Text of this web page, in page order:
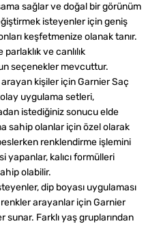
sağlar ve doğal bir görünüm
isteyenler için geniş
keşfetmenize olanak tanır.
ve canlılık
seçenekler mevcuttur.
kişiler için Garnier Saç
uygulama setleri,
istediğiniz sonucu elde
sahip olanlar için özel olarak
renklendirme işlemini
yapanlar, kalıcı formülleri
olabilir.
dip boyası uygulaması
arayanlar için Garnier
Farklı yaş gruplarından